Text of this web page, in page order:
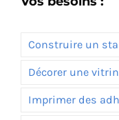
Construire un
Décorer une
Imprimer des